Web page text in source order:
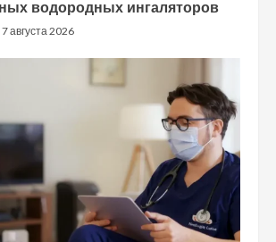
водородных ингаляторов
7 августа 2026